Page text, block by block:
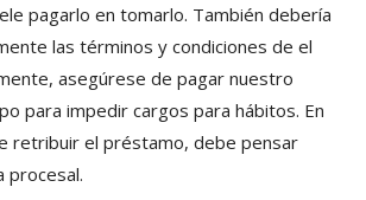
pagarlo en tomarlo. También debería
las términos y condiciones de el
asegúrese de pagar nuestro
para impedir cargos para hábitos. En
retribuir el préstamo, debe pensar
procesal.